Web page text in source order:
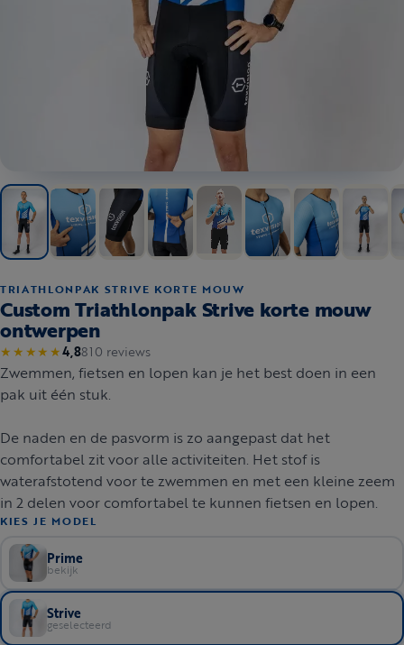
TRIATHLONPAK STRIVE KORTE MOUW
Custom Triathlonpak Strive korte mouw
ontwerpen
★★★★★4,8810 reviews
Zwemmen, fietsen en lopen kan je het best doen in een
pak uit één stuk.
De naden en de pasvorm is zo aangepast dat het
comfortabel zit voor alle activiteiten. Het stof is
waterafstotend voor te zwemmen en met een kleine zeem
in 2 delen voor comfortabel te kunnen fietsen en lopen.
KIES JE MODEL
Prime
bekijk
Strive
geselecteerd